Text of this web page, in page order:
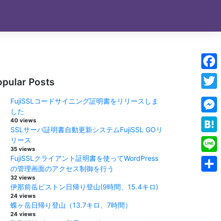
Posts
FujiSSLコードサイニング証明書をリリースしま
した
40 views
SSLサーバ証明書自動更新システムFujiSSL GOリ
リース
35 views
FujiSSLクライアント証明書を使ってWordPress
の管理画面のアクセス制御を行う
32 views
伊那前岳ピストン日帰り登山(9時間、15.4キロ)
24 views
蝶ヶ岳日帰り登山（13.7キロ、7時間）
24 views
Line